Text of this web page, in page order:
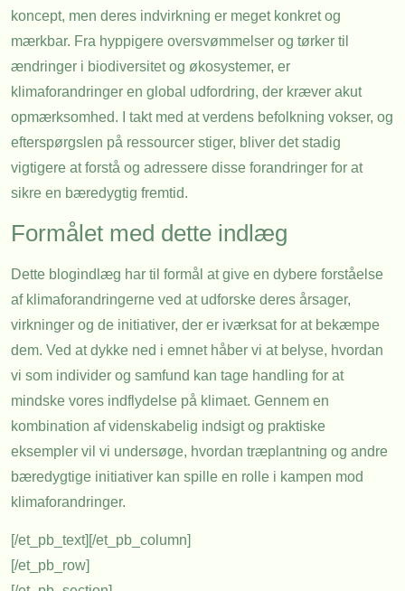
koncept, men deres indvirkning er meget konkret og
mærkbar. Fra hyppigere oversvømmelser og tørker til
ændringer i biodiversitet og økosystemer, er
klimaforandringer en global udfordring, der kræver akut
opmærksomhed. I takt med at verdens befolkning vokser, og
efterspørgslen på ressourcer stiger, bliver det stadig
vigtigere at forstå og adressere disse forandringer for at
sikre en bæredygtig fremtid.
Formålet med dette indlæg
Dette blogindlæg har til formål at give en dybere forståelse
af klimaforandringerne ved at udforske deres årsager,
virkninger og de initiativer, der er iværksat for at bekæmpe
dem. Ved at dykke ned i emnet håber vi at belyse, hvordan
vi som individer og samfund kan tage handling for at
mindske vores indflydelse på klimaet. Gennem en
kombination af videnskabelig indsigt og praktiske
eksempler vil vi undersøge, hvordan træplantning og andre
bæredygtige initiativer kan spille en rolle i kampen mod
klimaforandringer.
[/et_pb_text][/et_pb_column]
[/et_pb_row]